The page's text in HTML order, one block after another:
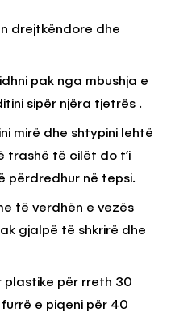
drejtkëndore dhe
pak nga mbushja e
sipër njëra tjetrës .
mirë dhe shtypini lehtë
trashë të cilët do t’i
përdredhur në tepsi.
të verdhën e vezës
gjalpë të shkrirë dhe
plastike për rreth 30
e piqeni për 40